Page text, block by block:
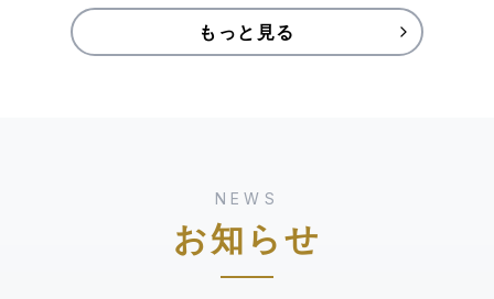
もっと見る
NEWS
お知らせ